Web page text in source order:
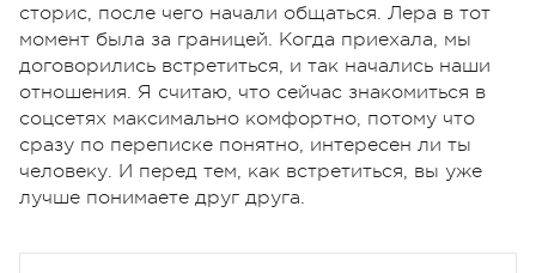
сторис, после чего начали общаться. Лера в тот
момент была за границей. Когда приехала, мы
договорились встретиться, и так начались наши
отношения. Я считаю, что сейчас знакомиться в
соцсетях максимально комфортно, потому что
сразу по переписке понятно, интересен ли ты
человеку. И перед тем, как встретиться, вы уже
лучше понимаете друг друга.